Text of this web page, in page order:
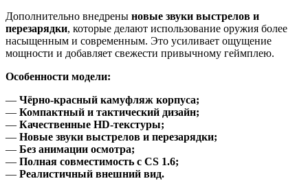
Дополнительно внедрены новые звуки выстрелов и
перезарядки, которые делают использование оружия более
насыщенным и современным. Это усиливает ощущение
мощности и добавляет свежести привычному геймплею.
Особенности модели:
— Чёрно-красный камуфляж корпуса;
— Компактный и тактический дизайн;
— Качественные HD-текстуры;
— Новые звуки выстрелов и перезарядки;
— Без анимации осмотра;
— Полная совместимость с CS 1.6;
— Реалистичный внешний вид.